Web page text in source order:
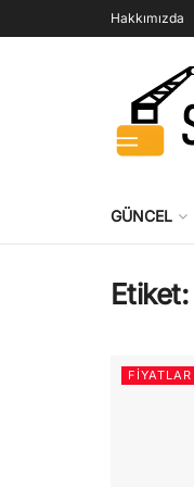
Hakkımızda
GÜNCEL
Etiket:
FIYATLAR